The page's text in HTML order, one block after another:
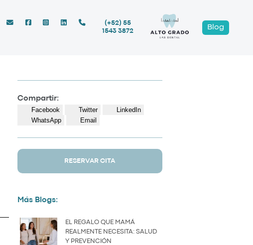
(+52) 55
1543 3872
Blog
Compartir:
Facebook Twitter
LinkedIn
WhatsApp
Email
RESERVAR CITA
Más Blogs:
EL REGALO QUE MAMÁ
REALMENTE NECESITA: SALUD
Y PREVENCIÓN